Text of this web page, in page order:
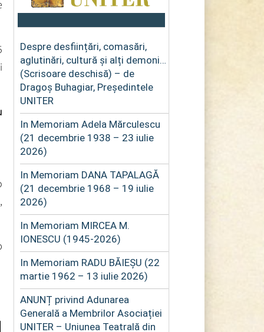
Despre desființări, comasări,
aglutinări, cultură și alți demoni…
(Scrisoare deschisă) – de
Dragoș Buhagiar, Președintele
UNITER
In Memoriam Adela Mărculescu
(21 decembrie 1938 – 23 iulie
2026)
In Memoriam DANA TAPALAGĂ
(21 decembrie 1968 – 19 iulie
2026)
In Memoriam MIRCEA M.
IONESCU (1945-2026)
In Memoriam RADU BĂIEȘU (22
martie 1962 – 13 iulie 2026)
ANUNȚ privind Adunarea
Generală a Membrilor Asociației
UNITER – Uniunea Teatrală din